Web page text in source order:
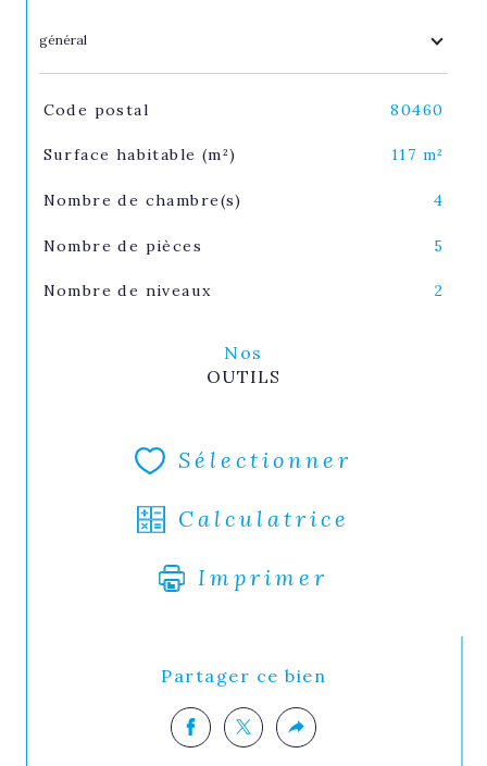
général
TRAD_SIROCCO_Caracteristique
Code postal 80460
Surface habitable (m²) 117 m²
Nombre de chambre(s) 4
Nombre de pièces 5
Nombre de niveaux 2
Nos
OUTILS
Sélectionner
Calculatrice
Imprimer
Partager ce bien